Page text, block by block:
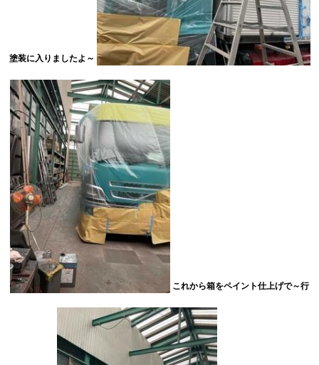
塗装に入りましたよ～
これから箱をペイント仕上げで～行